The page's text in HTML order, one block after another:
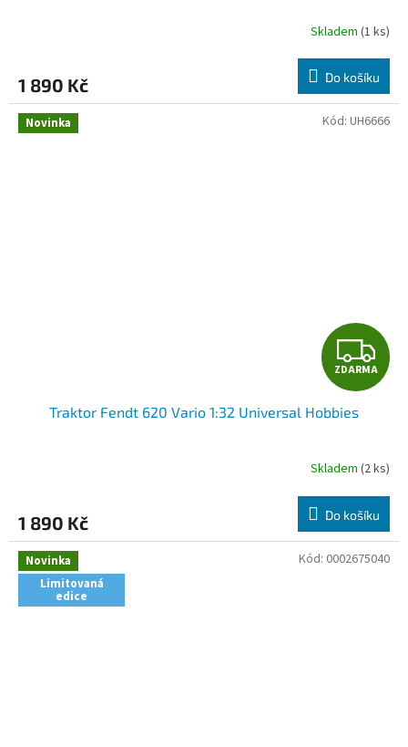
Skladem (1 ks)
1 890 Kč Do košíku
Novinka
Z
D
R
M
A
ZDARMA
Traktor Fendt 620 Vario 1:32 Universal Hobbies
Skladem (2 ks)
1 890 Kč Do košíku
Kód: UH6666
Novinka
Limitovaná
edice
Kód: 0002675040